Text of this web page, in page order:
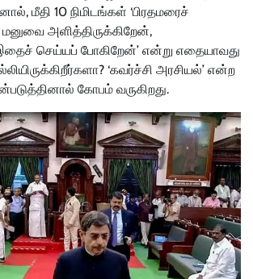
மீதி 10 நிமிடங்கள் ‘பிரதமரைச்
அளித்திருக்கிறேன்,
செய்யப் போகிறேன்’ என்று எதையாவது
‘கவர்ச்சி அரசியல்’ என்ற
கோபம் வருகிறது.